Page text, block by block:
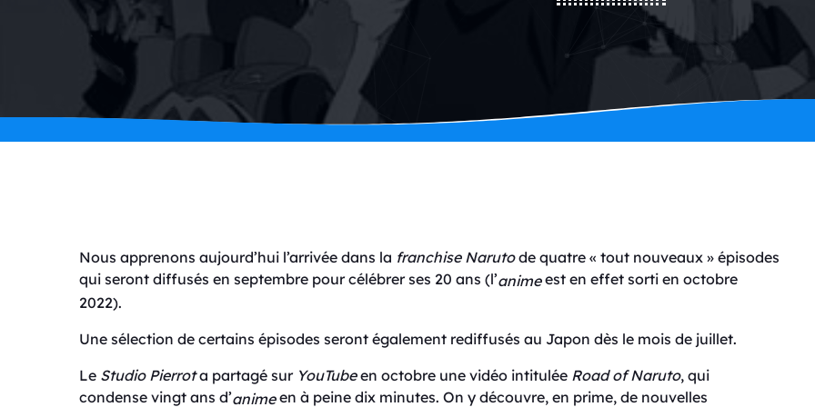
Nous apprenons aujourd’hui l’arrivée dans la franchise Narutode quatre « tout nouveaux » épisodes
qui seront diffusés en septembre pour célébrer ses 20 ans (l’animeest en effet sorti en octobre
2022).
Une sélection de certains épisodes seront également rediffusés au Japon dès le mois de juillet.
Le Studio Pierrota partagé sur YouTubeen octobre une vidéo intitulée Road ofNaruto, qui
condense vingt ans d’animeen à peine dix minutes. On y découvre, en prime, de nouvelles